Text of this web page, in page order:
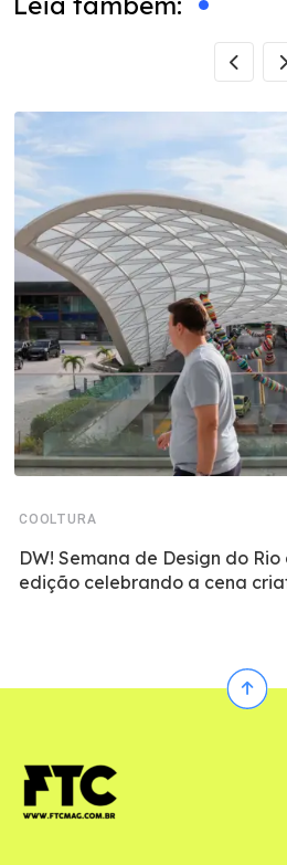
COOLTURA
DW! Semana de Design do
edição celebrando a cena